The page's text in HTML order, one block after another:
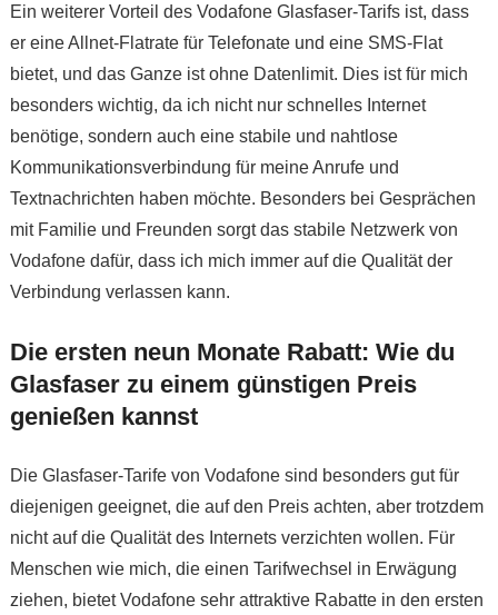
Ein weiterer Vorteil des Vodafone Glasfaser-Tarifs ist, dass
er eine Allnet-Flatrate für Telefonate und eine SMS-Flat
bietet, und das Ganze ist ohne Datenlimit. Dies ist für mich
besonders wichtig, da ich nicht nur schnelles Internet
benötige, sondern auch eine stabile und nahtlose
Kommunikationsverbindung für meine Anrufe und
Textnachrichten haben möchte. Besonders bei Gesprächen
mit Familie und Freunden sorgt das stabile Netzwerk von
Vodafone dafür, dass ich mich immer auf die Qualität der
Verbindung verlassen kann.
Die ersten neun Monate Rabatt: Wie du
Glasfaser zu einem günstigen Preis
genießen kannst
Die Glasfaser-Tarife von Vodafone sind besonders gut für
diejenigen geeignet, die auf den Preis achten, aber trotzdem
nicht auf die Qualität des Internets verzichten wollen. Für
Menschen wie mich, die einen Tarifwechsel in Erwägung
ziehen, bietet Vodafone sehr attraktive Rabatte in den ersten